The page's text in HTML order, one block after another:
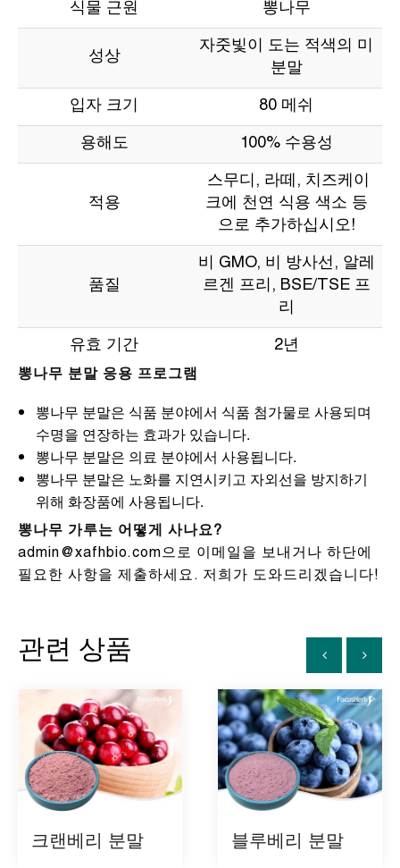
식물 근원 뽕나무
성상
자줏빛이 도는 적색의 미
분말
입자 크기 80 메쉬
용해도 100% 수용성
적용
스무디, 라떼, 치즈케이
크에 천연 식용 색소 등
으로 추가하십시오!
품질
비 GMO, 비 방사선, 알레
르겐 프리, BSE/TSE 프
리
유효 기간 2년
뽕나무 분말 응용 프로그램
뽕나무 분말은 식품 분야에서 식품 첨가물로 사용되며
수명을 연장하는 효과가 있습니다.
뽕나무 분말은 의료 분야에서 사용됩니다.
뽕나무 분말은 노화를 지연시키고 자외선을 방지하기
위해 화장품에 사용됩니다.
뽕나무 가루는 어떻게 사나요?
admin@xafhbio.com으로 이메일을 보내거나 하단에
필요한 사항을 제출하세요. 저희가 도와드리겠습니다!
관련 상품
크랜베리 ​​분말 블루베리 분말